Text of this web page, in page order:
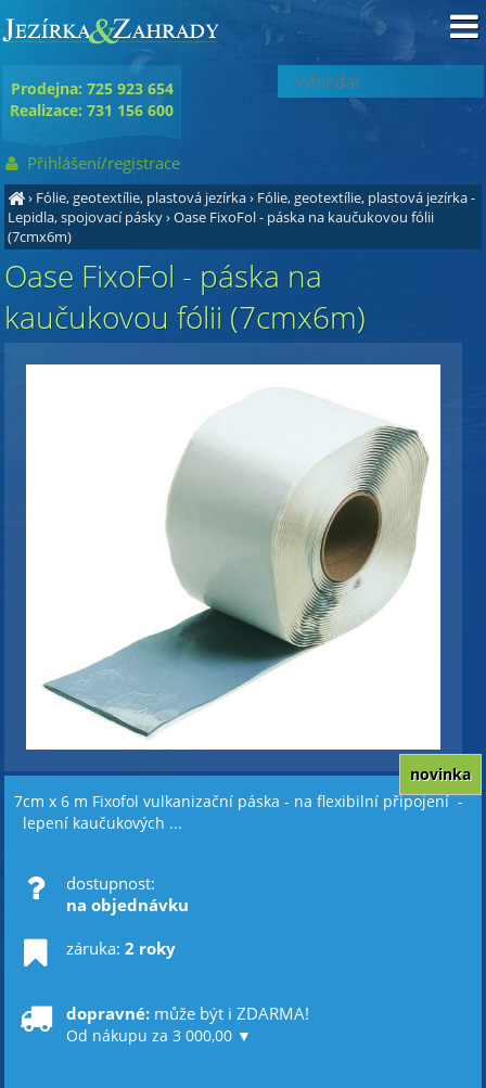
› Fólie, geotextílie, plastová jezírka› Fólie, geotextílie, plastová jezírka -
Lepidla, spojovací pásky›Oase FixoFol - páska na kaučukovou fólii
(7cmx6m)
Oase FixoFol - páska na
kaučukovou fólii (7cmx6m)
7cm x 6 m Fixofol vulkanizační páska - na flexibilní připojení -
lepení kaučukových ...
novinka
dostupnost:
na objednávku
záruka: 2 roky
dopravné: může být i ZDARMA!
Od nákupu za 3 000,00 ▼
Prodejna: 725 923 654
Realizace: 731 156 600
Přihlášení/registrace